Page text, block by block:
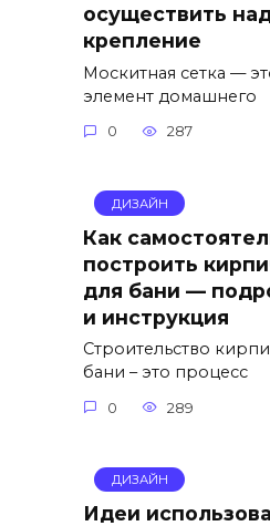
осуществить
крепление
Москитная сетка —
элемент домашнего
0 287
ДИЗАЙН
Как
построить
для бани —
и инструкция
Строительство
бани – это процесс
0 289
ДИЗАЙН
Идеи